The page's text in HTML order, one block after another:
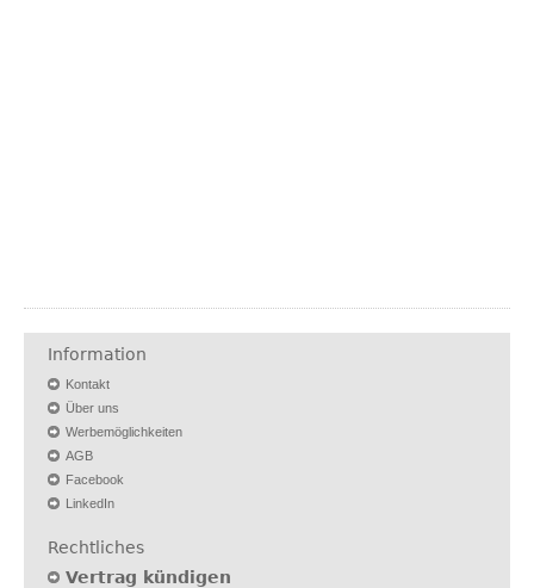
Information
Kontakt
Über uns
Werbemöglichkeiten
AGB
Facebook
LinkedIn
Rechtliches
Vertrag kündigen